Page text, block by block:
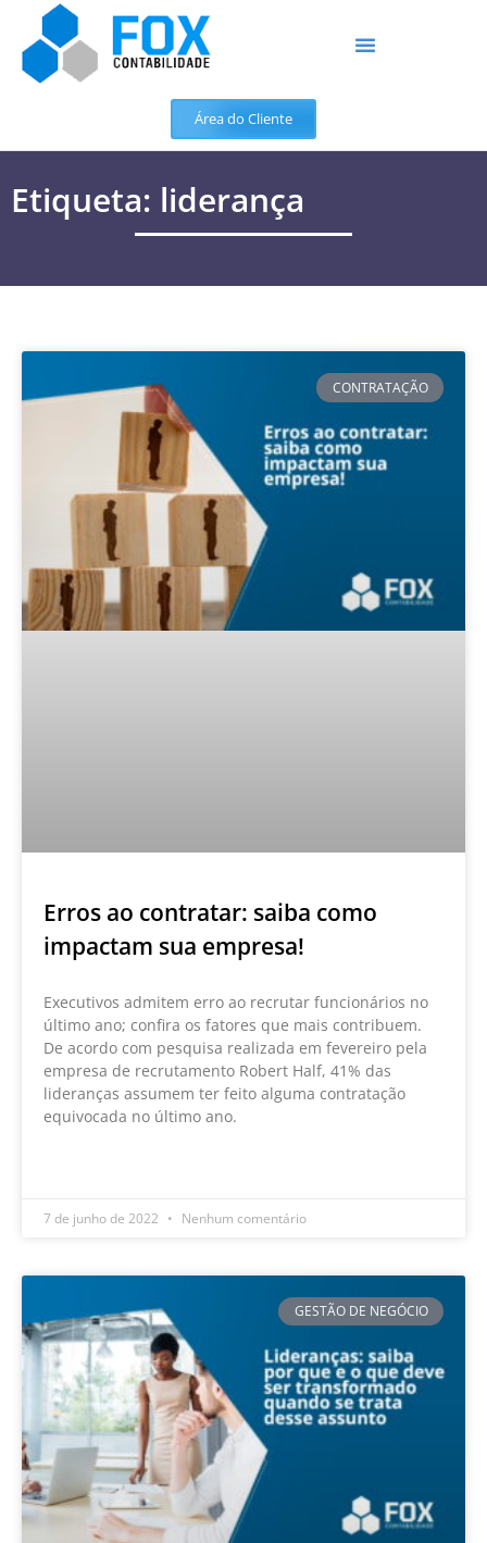
Área do Cliente
Etiqueta: liderança
CONTRATAÇÃO
Erros ao contratar: saiba como
impactam sua empresa!
Executivos admitem erro ao recrutar funcionários no
último ano; confira os fatores que mais contribuem.
De acordo com pesquisa realizada em fevereiro pela
empresa de recrutamento Robert Half, 41% das
lideranças assumem ter feito alguma contratação
equivocada no último ano.
7 de junho de 2022 Nenhum comentário
GESTÃO DE NEGÓCIO